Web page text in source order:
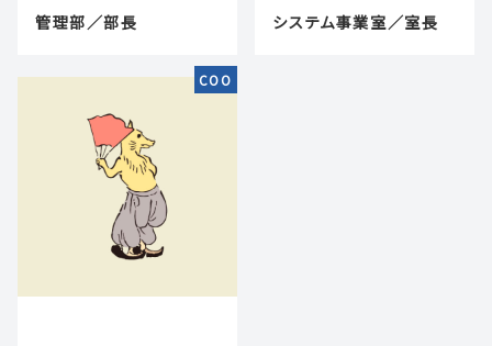
管理部／部長 システム事業室／室長
COO